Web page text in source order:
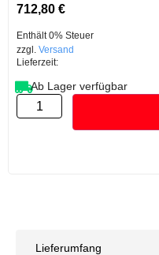
712,80 €
Enthält 0% Steuer
zzgl. Versand
Lieferzeit:
Ab Lager verfügbar
Lieferumfang